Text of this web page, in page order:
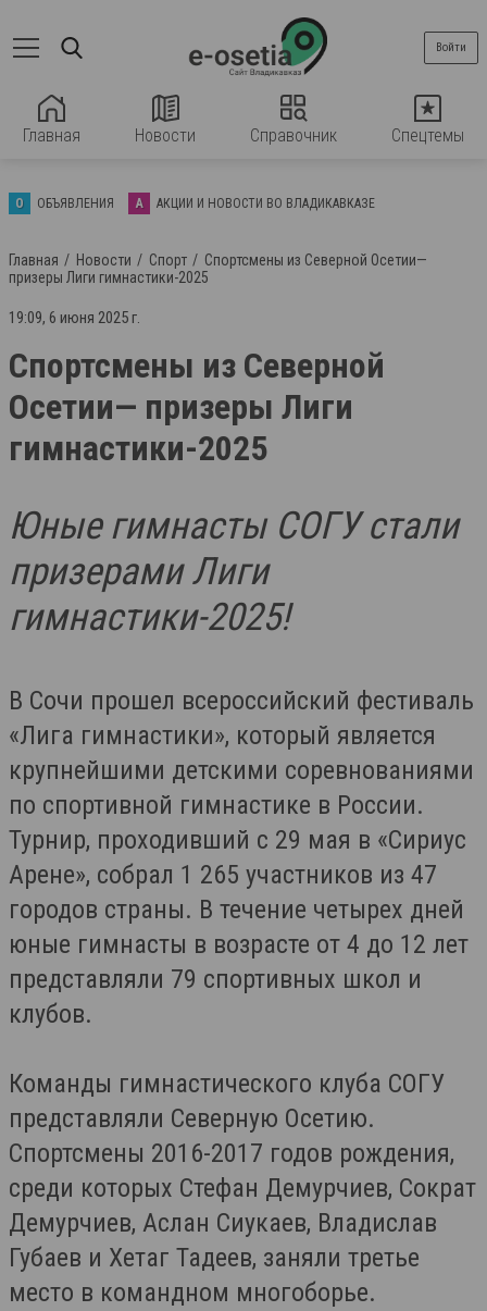
Главная Новости Справочник Спецтемы
Войти
О ОБЪЯВЛЕНИЯ А АКЦИИ И НОВОСТИ ВО ВЛАДИКАВКАЗЕ
Главная Новости Спорт
Спортсмены из Северной Осетии—
призеры Лиги гимнастики-2025
19:09, 6 июня 2025 г.
Спортсмены из Северной
Осетии— призеры Лиги
гимнастики-2025
Юные гимнасты СОГУ стали
призерами Лиги
гимнастики-2025!
В Сочи прошел всероссийский фестиваль
«Лига гимнастики», который является
крупнейшими детскими соревнованиями
по спортивной гимнастике в России.
Турнир, проходивший с 29 мая в «Сириус
Арене», собрал 1 265 участников из 47
городов страны. В течение четырех дней
юные гимнасты в возрасте от 4 до 12 лет
представляли 79 спортивных школ и
клубов.
Команды гимнастического клуба СОГУ
представляли Северную Осетию.
Спортсмены 2016-2017 годов рождения,
среди которых Стефан Демурчиев, Сократ
Демурчиев, Аслан Сиукаев, Владислав
Губаев и Хетаг Тадеев, заняли третье
место в командном многоборье.